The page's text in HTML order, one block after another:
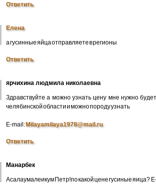
Ответить
Елена
а гусинные яйца отправляете в регионы
Ответить
ярчихина людмила николаевна
Здравствуйте а можно узнать цену мне нужно
челябинской области и можно породу узнать
E-mail:Milayamilaya1978@mail.ru
Ответить
Манарбек
Асалаумалеикум Петр!по какой цене гусиные яица?